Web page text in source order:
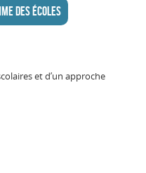
des écoles
et d’un approche